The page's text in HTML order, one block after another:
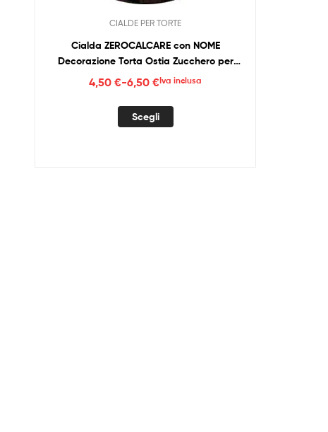
CIALDE PER TORTE
Cialda ZEROCALCARE con NOME
Decorazione Torta Ostia Zucchero per
Compleanno 010
4,50€-6,50€
Fascia
prezzo:
Iva inclusa
Scegli
prodotto